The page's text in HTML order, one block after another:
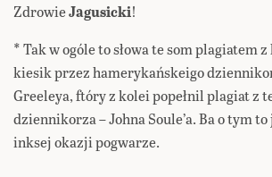
ZdrowieJagusicki!
* Tak w ogóle to słowa te som plagiatem z
kiesik przez hamerykańskeigo
Greeleya, ftóry z kolei popełnil plagiat z
dziennikorza – Johna Soule’a. Ba o tym
inksej okazji pogwarze.